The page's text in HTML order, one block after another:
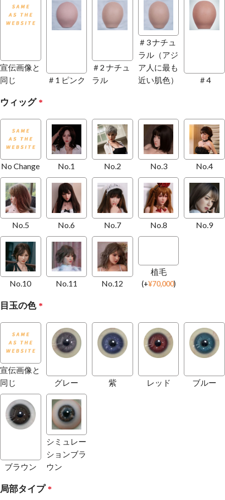
宣伝画像と
同じ
＃1 ピンク
＃2 ナチュ
ラル
＃3 ナチュ
ラル（アジ
ア人に最も
近い肌色）
＃4
ウィッグ *
No Change No.1 No.2 No.3 No.4
No.5 No.6 No.7 No.8 No.9
No.10 No.11 No.12
植毛
(+¥70,000)
目玉の色 *
宣伝画像と
同じ
グレー 紫 レッド ブルー
ブラウン
シミュレー
ションブラ
ウン
局部タイプ *